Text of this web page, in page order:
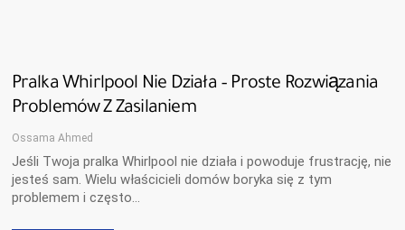
Pralka Whirlpool Nie Działa – Proste Rozwiązania
Problemów Z Zasilaniem
Ossama Ahmed
Jeśli Twoja pralka Whirlpool nie działa i powoduje frustrację, nie
jesteś sam. Wielu właścicieli domów boryka się z tym
problemem i często…